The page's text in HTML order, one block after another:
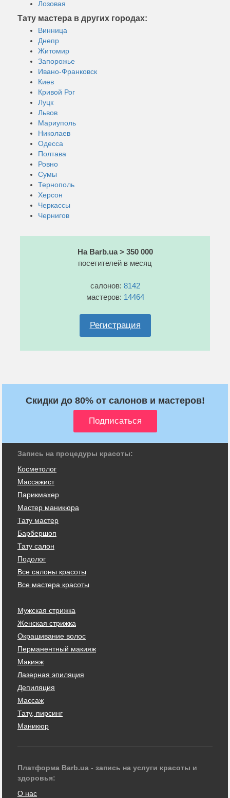
Лозовая
Тату мастера в других городах:
Винница
Днепр
Житомир
Запорожье
Ивано-Франковск
Киев
Кривой Рог
Луцк
Львов
Мариуполь
Николаев
Одесса
Полтава
Ровно
Сумы
Тернополь
Херсон
Черкассы
Чернигов
На Barb.ua > 350 000
посетителей в месяц
салонов: 8142
мастеров: 14464
Регистрация
Скидки до 80% от салонов и мастеров!
Запись на процедуры красоты:
Косметолог
Массажист
Парикмахер
Мастер маникюра
Тату мастер
Барбершоп
Тату салон
Подолог
Все салоны красоты
Все мастера красоты
Мужская стрижка
Женская стрижка
Окрашивание волос
Перманентный макияж
Макияж
Лазерная эпиляция
Депиляция
Массаж
Тату, пирсинг
Маникюр
Платформа Barb.ua - запись на услуги красоты и
здоровья:
О нас